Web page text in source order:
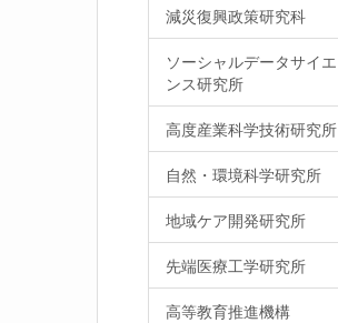
減災復興政策研究科
ソーシャルデータサイエ
ンス研究所
高度産業科学技術研究所
自然・環境科学研究所
地域ケア開発研究所
先端医療工学研究所
高等教育推進機構